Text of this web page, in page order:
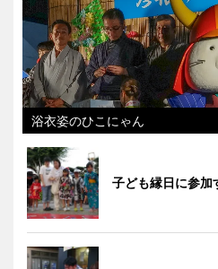
浴衣姿のひこにゃん
子ども縁日に参加